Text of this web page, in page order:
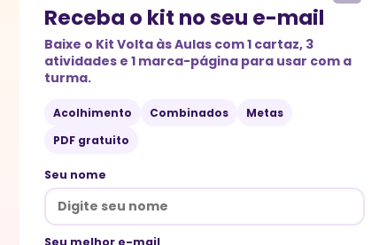
Receba o kit no seu e-mail
Baixe o Kit Volta às Aulas com 1 cartaz, 3
atividades e 1 marca-página para usar com a
turma.
Acolhimento Combinados
Metas
PDF gratuito
Seu nome